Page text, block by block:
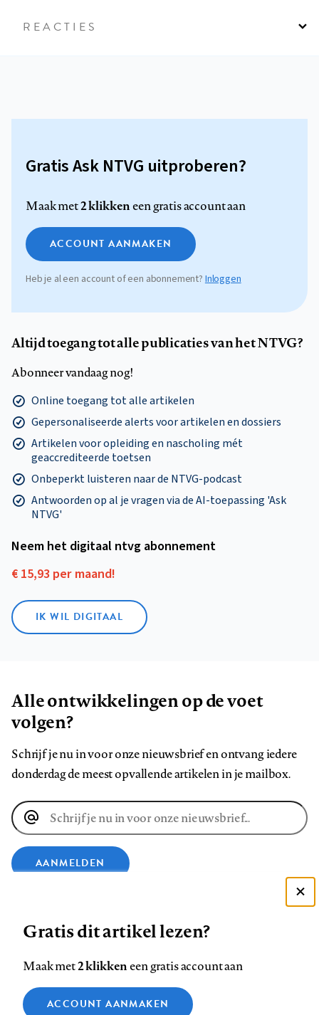
REACTIES
Gratis Ask NTVG uitproberen?
Maak met2 klikkeneen gratis account aan
ACCOUNT AANMAKEN
Heb je al een account of een abonnement?Inloggen
Altijd toegang tot alle publicaties van het NTVG?
Abonneer vandaag nog!
Online toegang tot alle artikelen
Gepersonaliseerde alerts voor artikelen en dossiers
Artikelen voor opleiding en nascholing mét
geaccrediteerde toetsen
Onbeperkt luisteren naar de NTVG-podcast
Antwoorden op al je vragen via de AI-toepassing 'Ask
NTVG'
Neem het digitaal ntvg abonnement
€ 15,93 per maand!
IK WIL DIGITAAL
Alle ontwikkelingen op de voet
volgen?
Schrijf je nu in voor onze nieuwsbrief en ontvang iedere
donderdag de meest opvallende artikelen in je mailbox.
E-
mailadres
AANMELDEN
op
op
op
ons
op
Contact Colofon Disclaimer Privacy
Gratis dit artikel lezen?
Maak met2 klikkeneen gratis account aan
ACCOUNT AANMAKEN
Zie onze cookie policy